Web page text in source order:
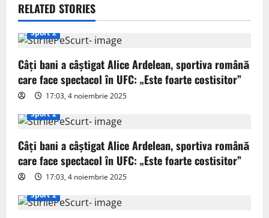
v
i
g
a
t
i
o
n
RELATED STORIES
Sport 2
Câți bani a câștigat Alice Ardelean, sportiva română
care face spectacol în UFC: „Este foarte costisitor”
17:03, 4 noiembrie 2025
Sport 2
Câți bani a câștigat Alice Ardelean, sportiva română
care face spectacol în UFC: „Este foarte costisitor”
17:03, 4 noiembrie 2025
Sport 2